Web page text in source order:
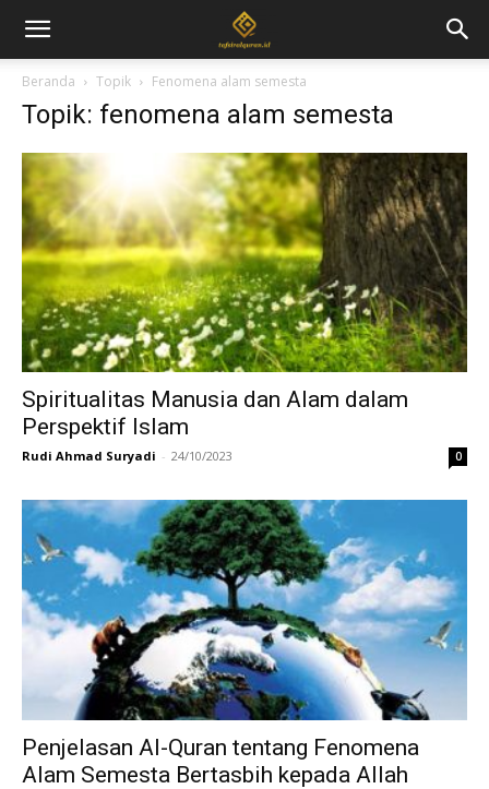
Beranda Topik Fenomena alam semesta
Topik: fenomena alam semesta
Spiritualitas Manusia dan Alam dalam
Perspektif Islam
Rudi Ahmad Suryadi - 24/10/2023 0
Penjelasan Al-Quran tentang Fenomena
Alam Semesta Bertasbih kepada Allah